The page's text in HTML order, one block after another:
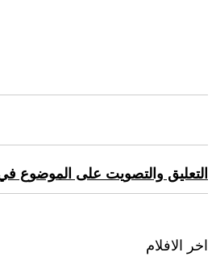
التعليق والتصويت على الموضوع
اخر الافلام